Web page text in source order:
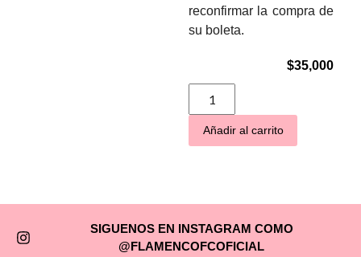
reconfirmar la compra de
su boleta.
$35,000
Añadir al carrito
SIGUENOS EN INSTAGRAM COMO
@FLAMENCOFCOFICIAL